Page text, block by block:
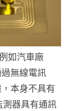
如汽車廠
無線電訊
本身不具有
測器具有通訊